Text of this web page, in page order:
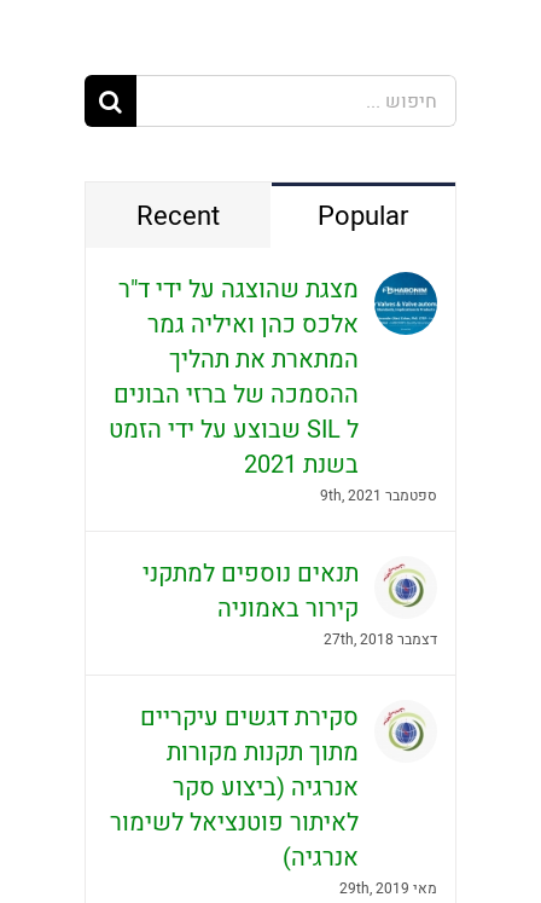
חיפוש...
Popular
Recent
מצגת שהוצגה על ידי ד"ר
אלכס כהן ואיליה גמר
המתארת את תהליך
ההסמכה של ברזי הבונים
ל SIL שבוצע על ידי הזמט
בשנת 2021
ספטמבר 9th, 2021
תנאים נוספים למתקני
קירור באמוניה
דצמבר 27th, 2018
סקירת דגשים עיקריים
מתוך תקנות מקורות
אנרגיה (ביצוע סקר
לאיתור פוטנציאל לשימור
אנרגיה)
מאי 29th, 2019